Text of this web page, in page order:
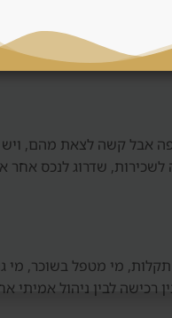
סטנדרט גמר
לעסקה חלשה.
אבל קשה לצאת מהם,
שדרוג לנכס אחר
מי מטפל בשוכר, מי
לבין ניהול אמיתי